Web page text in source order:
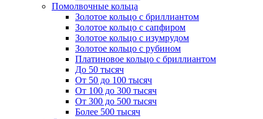
Помолвочные кольца
Золотое кольцо с бриллиантом
Золотое кольцо с сапфиром
Золотое кольцо с изумрудом
Золотое кольцо с рубином
Платиновое кольцо с бриллиантом
До 50 тысяч
От 50 до 100 тысяч
От 100 до 300 тысяч
От 300 до 500 тысяч
Более 500 тысяч